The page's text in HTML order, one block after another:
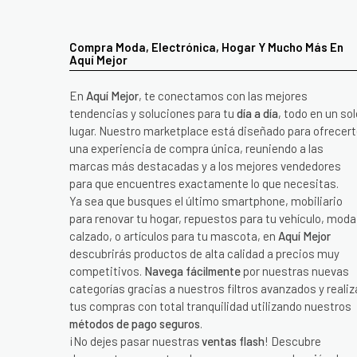
Compra Moda, Electrónica, Hogar Y Mucho Más En
Aquí Mejor
En Aquí Mejor, te conectamos con las mejores
tendencias y soluciones para tu día a día, todo en un
lugar. Nuestro marketplace está diseñado para
una experiencia de compra única, reuniendo a las
marcas más destacadas y a los mejores vendedores
para que encuentres exactamente lo que necesitas.
Ya sea que busques el último smartphone, mobiliario
para renovar tu hogar, repuestos para tu vehículo,
calzado, o artículos para tu mascota, en Aquí Mejor
descubrirás productos de alta calidad a precios muy
competitivos. Navega fácilmente por nuestras nuevas
categorías gracias a nuestros filtros avanzados y
tus compras con total tranquilidad utilizando nuestros
métodos de pago seguros.
¡No dejes pasar nuestras ventas flash! Descubre